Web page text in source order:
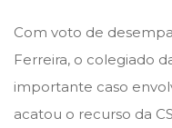
t
e
d
o
t
i
Com voto de
Ferreira, o colegiado
importante caso
acatou o recurso da